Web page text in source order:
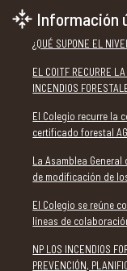
Información
¿QUÉ SUPONE EL
EL COITF RECURRE
INCENDIOS
El Colegio recurre la
certificado forestal
La Asamblea
de modificación de
El Colegio se reúne
líneas de
NP LOS INCENDIOS
PREVENCIÓN,